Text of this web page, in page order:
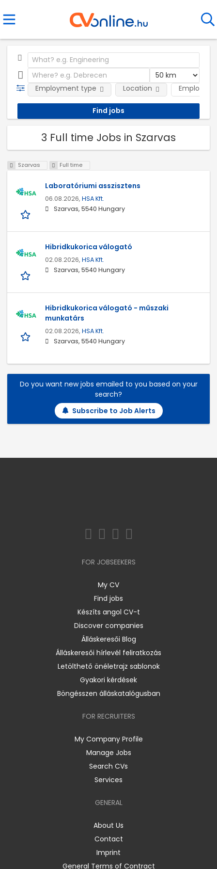
Employment type Employer
Location
3 Full time Jobs in Szarvas
Szarvas Full time
Laboratóriumi asszisztens
06.08.2026, HSA Kft.
Szarvas, 5540 Hungary
Hibridkukorica válogató
02.08.2026, HSA Kft.
Szarvas, 5540 Hungary
Hibridkukorica válogató - műszaki
munkatárs
02.08.2026, HSA Kft.
Szarvas, 5540 Hungary
Do you want new jobs emailed to you based on your
search?
Subscribe to Job Alerts
FOR JOBSEEKERS
My CV
Find jobs
Készíts angol CV-t
Discover companies
Álláskeresői Blog
Álláskeresői hírlevél feliratkozás
Letölthető önéletrajz sablonok
Gyakori kérdések
Böngésszen álláskatalógusban
FOR RECRUITERS
My Company Profile
Manage Jobs
Search CVs
Services
GENERAL
About Us
Contact
Imprint
General Terms of Contract